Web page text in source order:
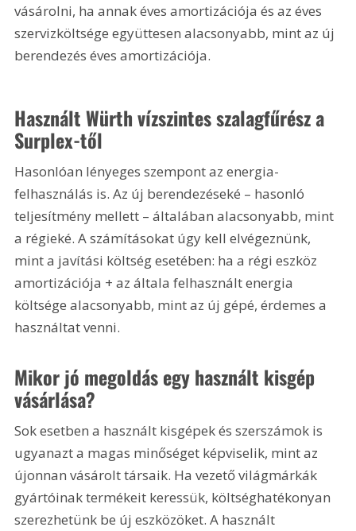
vásárolni, ha annak éves amortizációja és az éves
szervizköltsége együttesen alacsonyabb, mint az új
berendezés éves amortizációja.
Használt Würth vízszintes szalagfűrész a
Surplex-től
Hasonlóan lényeges szempont az energia-
felhasználás is. Az új berendezéseké – hasonló
teljesítmény mellett – általában alacsonyabb, mint
a régieké. A számításokat úgy kell elvégeznünk,
mint a javítási költség esetében: ha a régi eszköz
amortizációja + az általa felhasznált energia
költsége alacsonyabb, mint az új gépé, érdemes a
használtat venni.
Mikor jó megoldás egy használt kisgép
vásárlása?
Sok esetben a használt kisgépek és szerszámok is
ugyanazt a magas minőséget képviselik, mint az
újonnan vásárolt társaik. Ha vezető világmárkák
gyártóinak termékeit keressük, költséghatékonyan
szerezhetünk be új eszközöket. A használt